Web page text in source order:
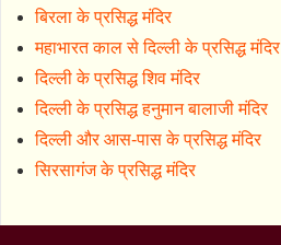
बिरला के प्रसिद्ध मंदिर
महाभारत काल से दिल्ली के प्रसिद्ध मंदिर
दिल्ली के प्रसिद्ध शिव मंदिर
दिल्ली के प्रसिद्ध हनुमान बालाजी मंदिर
दिल्ली और आस-पास के प्रसिद्ध मंदिर
सिरसागंज के प्रसिद्ध मंदिर